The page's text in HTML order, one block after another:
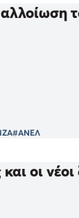
#ΑΝΕΛ
οι